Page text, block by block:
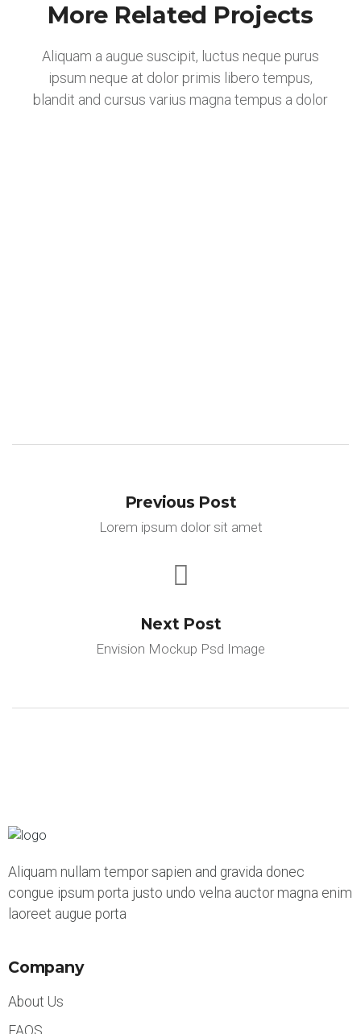
More Related Projects
Aliquam a augue suscipit, luctus neque purus
ipsum neque at dolor primis libero tempus,
blandit and cursus varius magna tempus a dolor
Illustration
Web Design
Branding
Illustration
Previous Post
Lorem ipsum dolor sit amet
Next Post
Envision Mockup Psd Image
Aliquam nullam tempor sapien and gravida donec
congue ipsum porta justo undo velna auctor magna enim
laoreet augue porta
Company
About Us